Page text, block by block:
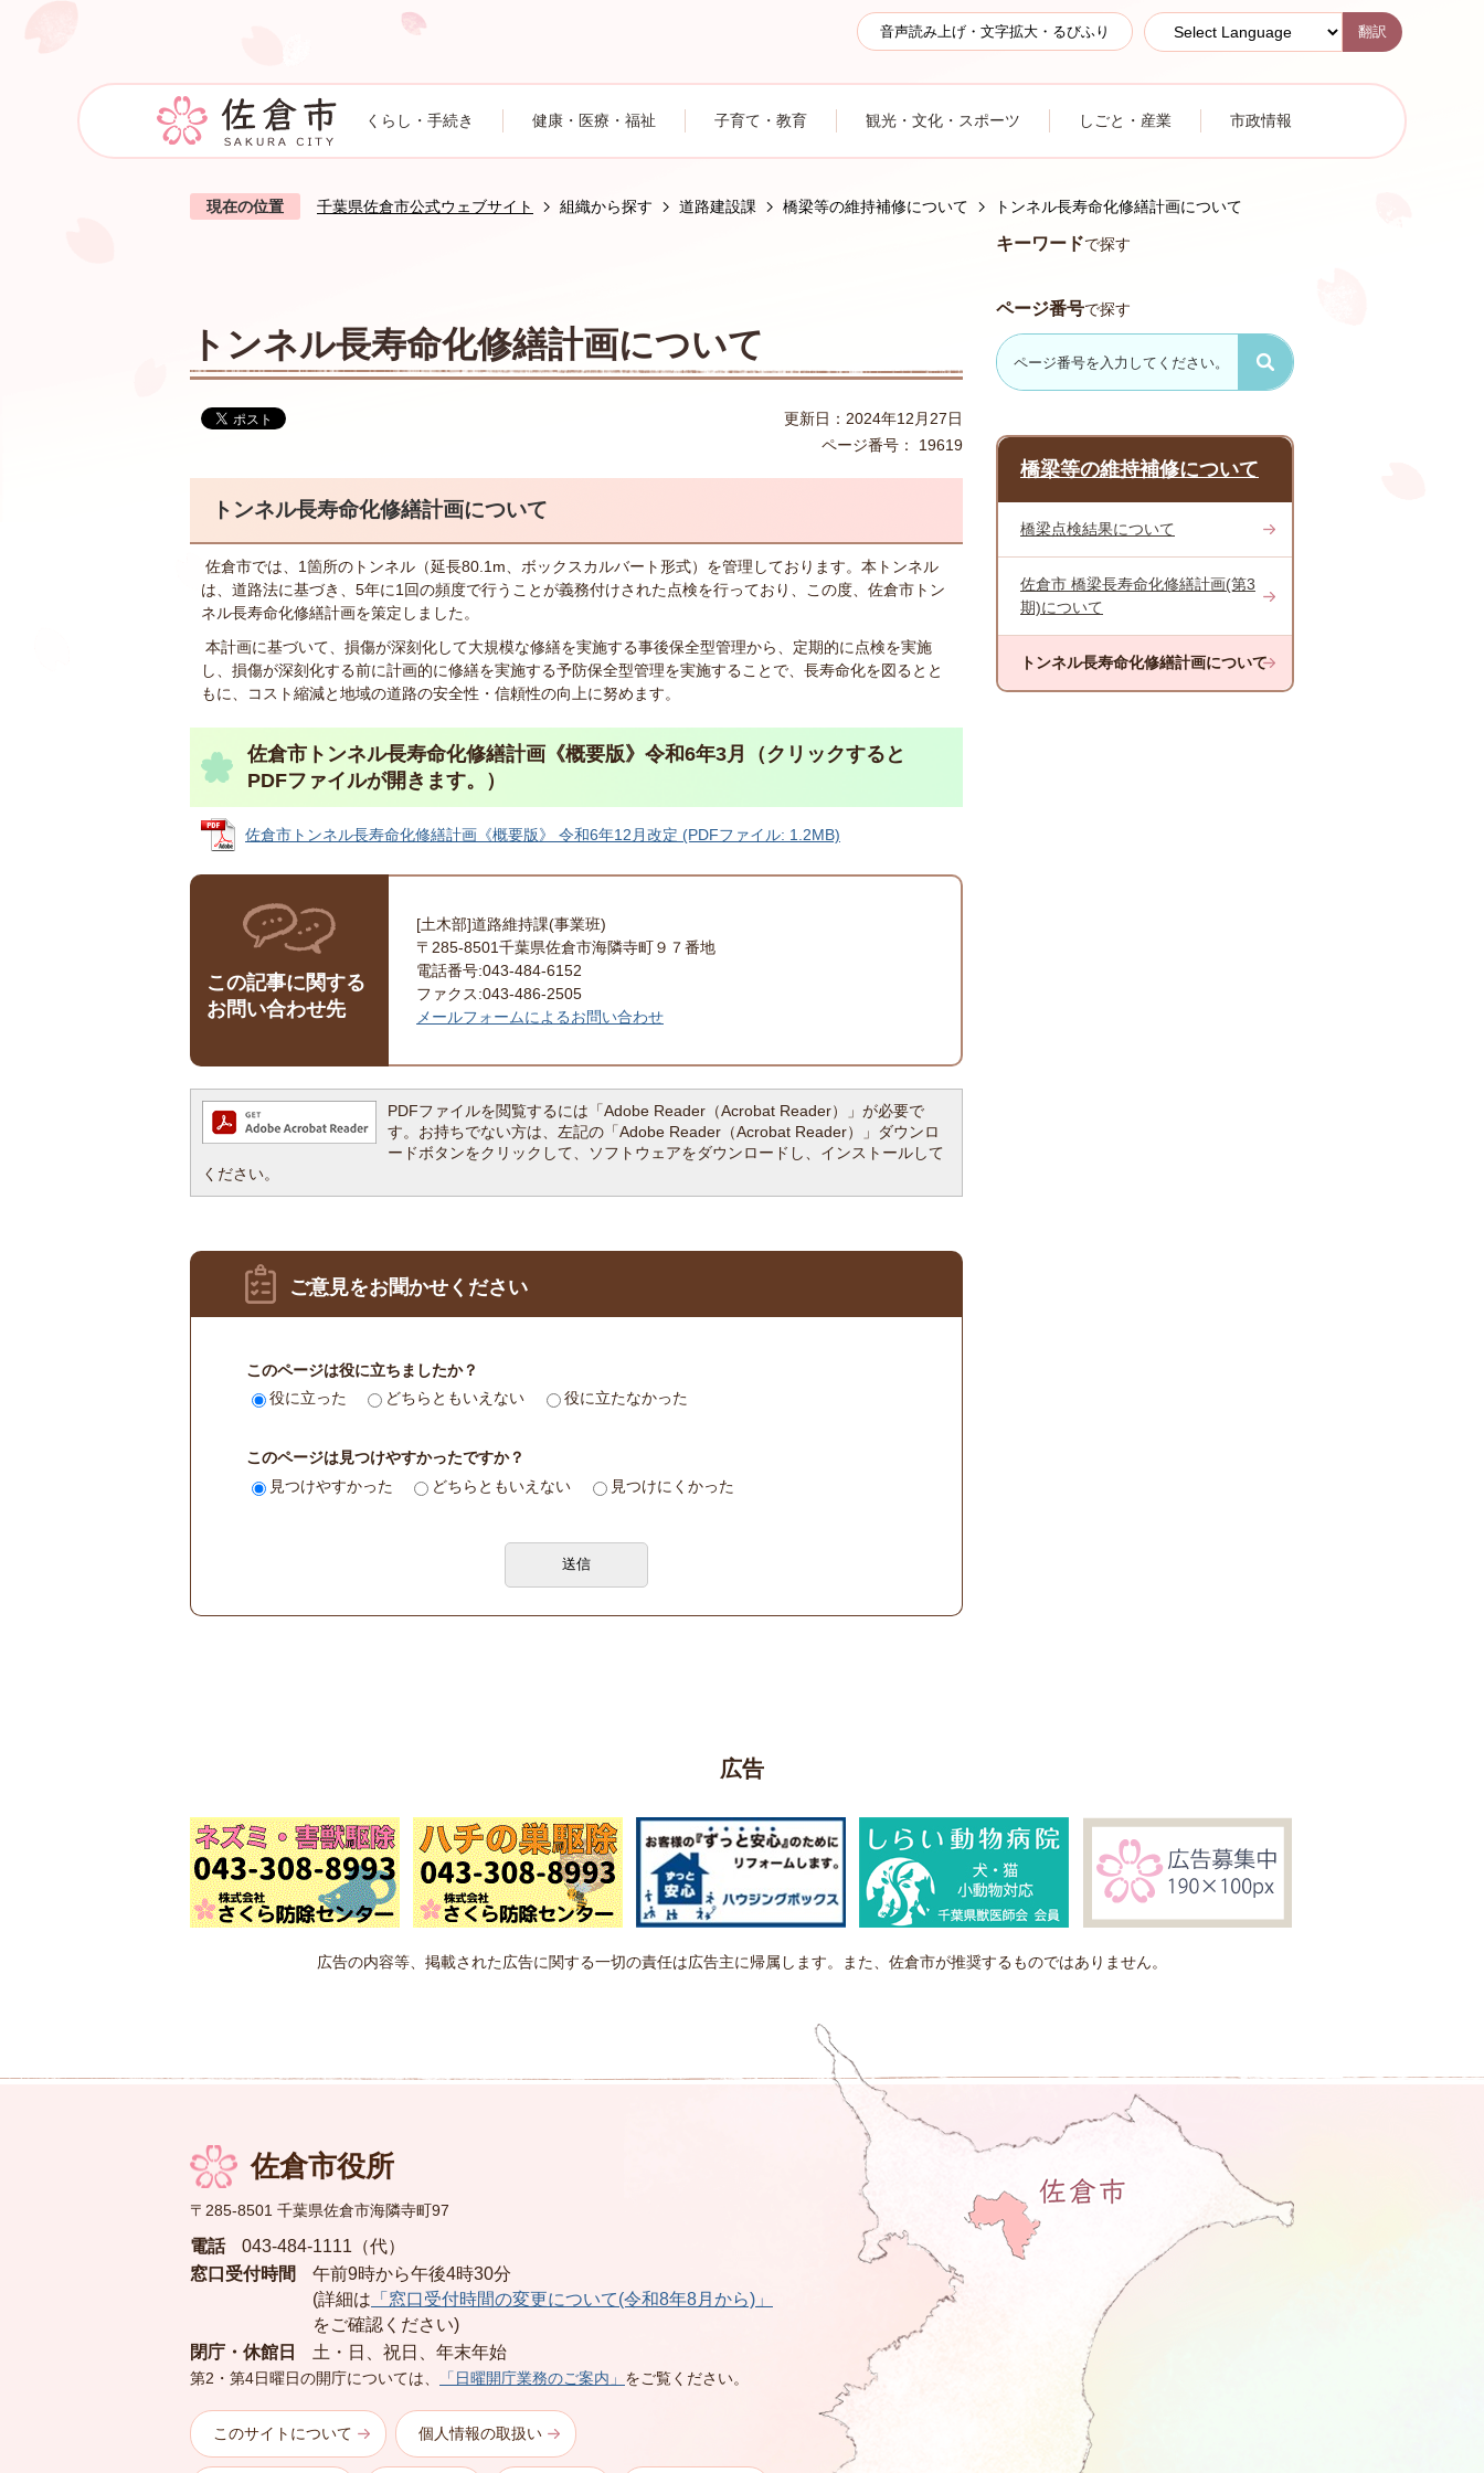
音声読み上げ・文字拡大・るびふり 翻訳
くらし・手続き 健康・医療・福祉 子育て・教育 観光・文化・スポーツ しごと・産業 市政情報
現在の位置 千葉県佐倉市公式ウェブサイト 組織から探す 道路建設課 橋梁等の維持補修について トンネル長寿命化修繕計画について
トンネル長寿命化修繕計画について
更新日：2024年12月27日
ページ番号：
19619
トンネル長寿命化修繕計画について
佐倉市では、1箇所のトンネル（延長80.1m、ボックスカルバート形式）を管理しております。本トンネル
は、道路法に基づき、5年に1回の頻度で行うことが義務付けされた点検を行っており、この度、佐倉市トン
ネル長寿命化修繕計画を策定しました。
本計画に基づいて、損傷が深刻化して大規模な修繕を実施する事後保全型管理から、定期的に点検を実施
し、損傷が深刻化する前に計画的に修繕を実施する予防保全型管理を実施することで、長寿命化を図るとと
もに、コスト縮減と地域の道路の安全性・信頼性の向上に努めます。
佐倉市トンネル長寿命化修繕計画《概要版》令和6年3月（クリックすると
PDFファイルが開きます。）
佐倉市トンネル長寿命化修繕計画《概要版》 令和6年12月改定 (PDFファイル: 1.2MB)
この記事に関する
お問い合わせ先
[土木部]道路維持課(事業班)
〒285-8501千葉県佐倉市海隣寺町９７番地
電話番号:043-484-6152
ファクス:043-486-2505
メールフォームによるお問い合わせ
PDFファイルを閲覧するには「Adobe Reader（Acrobat Reader）」が必要で
す。お持ちでない方は、左記の「Adobe Reader（Acrobat Reader）」ダウンロ
ードボタンをクリックして、ソフトウェアをダウンロードし、インストールして
ください。
ご意見をお聞かせください
このページは役に立ちましたか？
役に立った
どちらともいえない 役に立たなかった
このページは見つけやすかったですか？
見つけやすかった
どちらともいえない 見つけにくかった
キーワードで探す
ページ番号で探す
橋梁等の維持補修について
橋梁点検結果について
佐倉市 橋梁長寿命化修繕計画(第3
期)について
トンネル長寿命化修繕計画について
広告
広告の内容等、掲載された広告に関する一切の責任は広告主に帰属します。また、佐倉市が推奨するものではありません。
佐倉市役所
〒285-8501 千葉県佐倉市海隣寺町97
電話
043-484-1111（代）
窓口受付時間
午前9時から午後4時30分
(詳細は 「窓口受付時間の変更について(令和8年8月から)」
をご確認ください)
閉庁・休館日
土・日、祝日、年末年始
第2・第4日曜日の開庁については、 「日曜開庁業務のご案内」 をご覧ください。
このサイトについて 個人情報の取扱い